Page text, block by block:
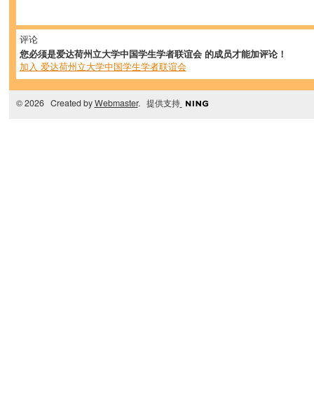
评论
您必须是爱达荷州立大学中国学生学者联谊会 的成员才能加评论！
加入 爱达荷州立大学中国学生学者联谊会
© 2026 Created byWebmaster. 提供支持